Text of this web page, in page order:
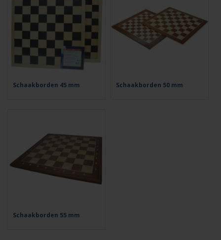
Schaakborden 45 mm Schaakborden 50 mm
Schaakborden 55 mm